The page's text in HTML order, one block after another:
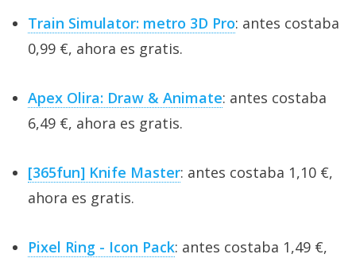
Train Simulator: metro 3D Pro: antes costaba
0,99 €, ahora es gratis.
Apex Olira: Draw & Animate: antes costaba
6,49 €, ahora es gratis.
[365fun] Knife Master: antes costaba 1,10 €,
ahora es gratis.
Pixel Ring - Icon Pack: antes costaba 1,49 €,